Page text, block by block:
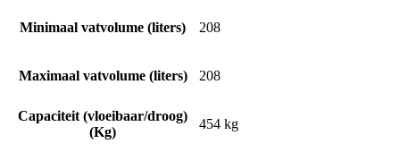
Minimaal vatvolume (liters) 208
Maximaal vatvolume (liters) 208
Capaciteit (vloeibaar/droog)
(Kg)
454 kg